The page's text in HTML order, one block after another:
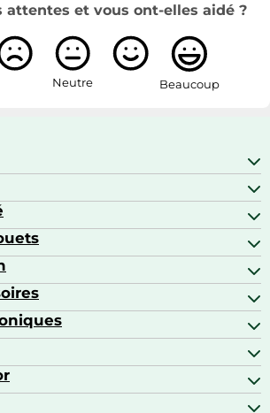
attentes et vous ont-elles aidé ?
Neutre Beaucoup
sauvages
& d'entretien ménager
hybrides
numériques